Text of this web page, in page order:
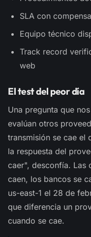
SLA con
Equipo técnico
Track record
web
El test del peor día
Una pregunta que
evalúan otros
transmisión se cae el
la respuesta del
caer", desconfía. Las
caen, los bancos se
us-east-1 el 28 de
que diferencia un
cuando se cae.